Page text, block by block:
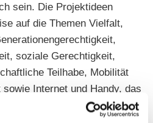
sein. Die Projektideen
auf die Themen Vielfalt,
soziale Gerechtigkeit,
Teilhabe, Mobilität
Internet und Handy, das
Schule und viele weitere